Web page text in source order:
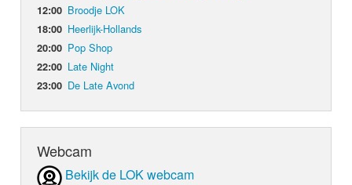
12:00 Broodje LOK
18:00 Heerlijk-Hollands
20:00 Pop Shop
22:00 Late Night
23:00 De Late Avond
Webcam
Bekijk de LOK webcam